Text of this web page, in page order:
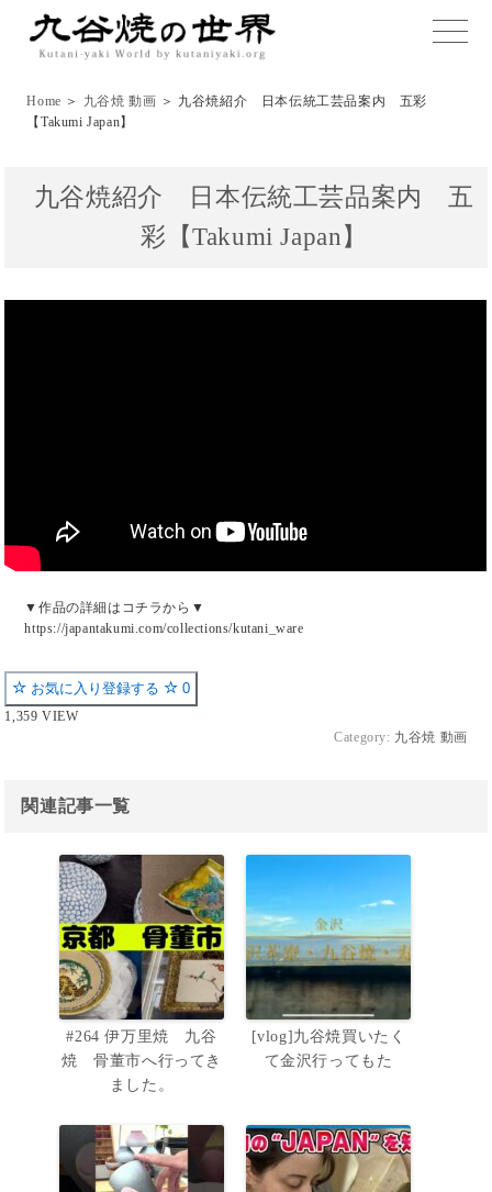
toggle
Home ＞ 九谷焼 動画 ＞ 九谷焼紹介 日本伝統工芸品案内 五彩
【Takumi Japan】
九谷焼紹介 日本伝統工芸品案内 五
彩【Takumi Japan】
▼作品の詳細はコチラから▼
https://japantakumi.com/collections/kutani_ware
お気に入り登録する 0
1,359 VIEW
Category: 九谷焼 動画
関連記事一覧
#264 伊万里焼 九谷
焼 骨董市へ行ってき
ました。
[vlog]九谷焼買いたく
て金沢行ってもた